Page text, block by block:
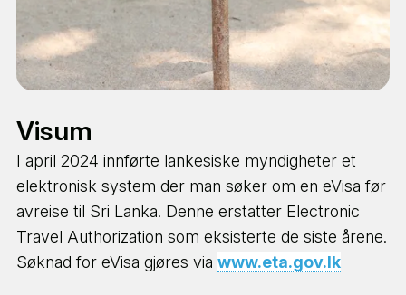
strand og ca 100 meter fra AASHA House. Her er
det forskjellige type rom med balkonger,
aircondition og bad på rommet. Her er det også et
kontor i tillegg til en frodig hage, åpen stue og et
internasjonale deltakere og de litt eldre frivillige.
Visum
I april 2024 innførte lankesiske myndigheter et
elektronisk system der man søker om en eVisa før
avreise til Sri Lanka. Denne erstatter Electronic
Travel Authorization som eksisterte de siste årene.
Søknad for eVisa gjøres via www.eta.gov.lk